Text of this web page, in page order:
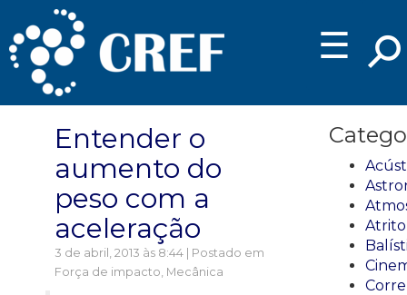
☰
Entender o
aumento do
peso com a
aceleração
3 de abril, 2013 às 8:44 | Postado em
Força de impacto, Mecânica
Atrito